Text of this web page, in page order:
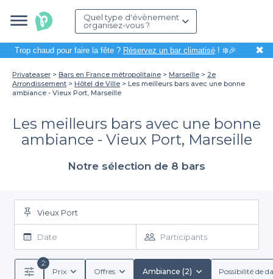
Quel type d'évènement
organisez-vous ?
Trop chaud pour faire la fête ? Réservez un bar climatisé! ❄️🎉 ✖
Privateaser Bars en France métropolitaine Marseille
2e
Arrondissement
Hôtel de Ville
Les meilleurs bars avec une bonne
ambiance - Vieux Port, Marseille
Les meilleurs bars avec une bonne
ambiance - Vieux Port, Marseille
Notre sélection de 8 bars
Vieux Port
Date Participants
2
Prix
Offres Ambiance (2) Possibilité de